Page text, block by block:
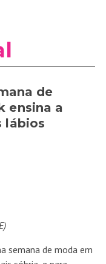
de
ensina a
lábios
semana de moda em